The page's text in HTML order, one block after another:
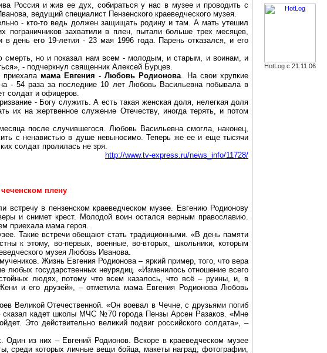
Россия и жив ее дух, собираться у нас в музее и проводить с
ведущий специалист Пензенского краеведческого музея.
- кто-то ведь должен защищать родину и там. А мать утешил
захватили в плен, пытали больше трех месяцев,
в день его 19-летия - 23 мая 1996 года. Пареньотказался, и его
смерть, но и показал нам всем - молодым, и старым, и воинам, и
- подчеркнул священник Алексей Бурцев.
приехала мама Евгения - Любовь Родионова.
На свои хрупкие
- 54 раза за последние 10 лет Любовь Васильевна побывала в
солдат и офицеров.
- Богу служить. А есть такая женская доля, нелегкая доля
их на жертвенное служение Отечеству, иногда терять, и потом
после случившегося. Любовь Васильевна смогла, наконец,
с ненавистью в душе невыносимо. Теперь же ее и еще тысячи
солдат пролилась не зря.
http://www.tv-express.ru/news_info/11728/
плену
встречу в пензенском краеведческом музее. Евгению Родионову
и снимет крест. Молодой воин остался верным православию.
приехала мама героя.
Такие встречи обещают стать традиционными. «В день памяти
к этому, во-первых, военные, во-вторых, школьники, которым
музея Любовь Иванова.
Жизнь Евгения Родионова – яркий пример, того, что вера
любых государственных неурядиц. «Изменилось отношение всего
людях, потому что всем казалось, что всё – руины, и, в
и его друзей», – отметила мама Евгения Родионова Любовь
Великой Отечественной. «Он воевал в Чечне, с друзьями погиб
сказал кадет школы МЧС №70 города ПензыАрсен Разаков. «Мне
Это действительно великий подвиг российского солдата», –
. Один из них – Евгений Родионов. Вскоре в краеведческом музее
среди которых личные вещи бойца, макеты наград, фотографии,
HotLog с 21.11.06